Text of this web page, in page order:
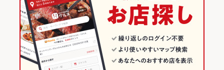
カクテル充実、ワイン充実
お子様連れ
お子様連れ歓迎 ：お子様連れ歓迎★ご家族揃って様々な産地の
牡蠣の食べ比べをしてみては…★
ウェディン
グパーティ
新潟駅・万代・古町周辺のスペインバル・イタリアンバールラン
キング
新潟駅前のグルメランキング
新潟駅前のダイニングバー・バルランキング